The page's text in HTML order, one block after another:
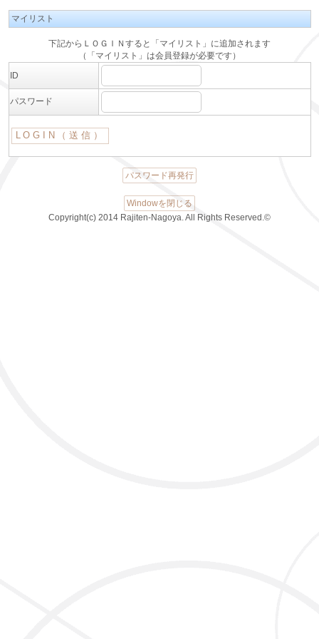
マイリスト
下記からＬＯＧＩＮすると「マイリスト」に追加されます
（「マイリスト」は会員登録が必要です）
ID
パスワード
パスワード再発行
Windowを閉じる
Copyright(c) 2014 Rajiten-Nagoya. All Rights Reserved.©